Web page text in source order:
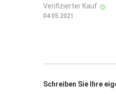
Verifizierter Kauf
04.05.2021
Schreiben Sie Ihre